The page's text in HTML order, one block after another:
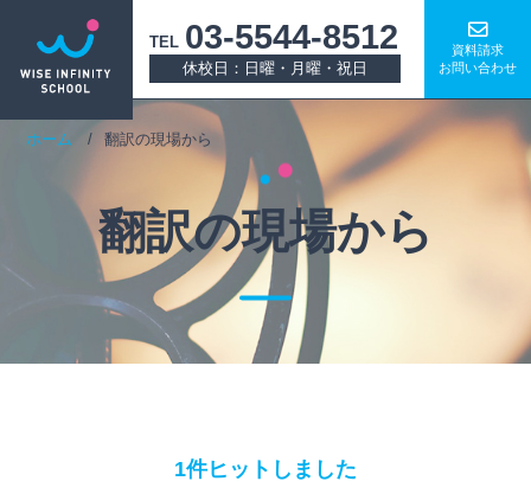
TEL 03-5544-8512
休校日：日曜・月曜・祝日
資料請求
お問い合わせ
ホーム 翻訳の現場から
翻訳の現場から
1件ヒットしました